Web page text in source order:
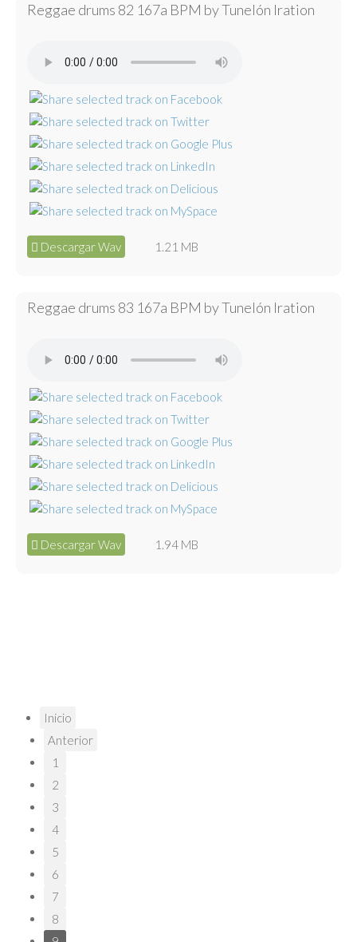
Reggae drums 82 167a BPM by Tunelón Iration
Descargar Wav 1.21 MB
Reggae drums 83 167a BPM by Tunelón Iration
Descargar Wav 1.94 MB
Inicio
Anterior
1
2
3
4
5
6
7
8